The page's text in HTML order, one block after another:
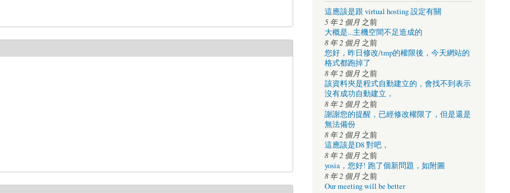
這應該是跟 virtual hosting 設定有關
5 年 2 個月之前
大概是...主機空間不足造成的
8 年 2 個月之前
您好，昨日修改/tmp的權限後，今天網站的
格式都跑掉了
8 年 2 個月之前
該資料夾是程式自動建立的，會找不到表示
沒有成功自動建立，
8 年 2 個月之前
謝謝您的提醒，已經修改權限了，但是還是
無法備份
8 年 2 個月之前
這應該是D8 對吧，
8 年 2 個月之前
yosia，您好! 跑了個新問題，如附圖
8 年 2 個月之前
Our meeting will be better